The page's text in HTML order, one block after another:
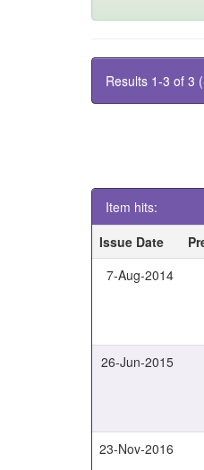
Results 1-3 of 3
Item hits:
Issue Date
7-Aug-2014
26-Jun-2015
23-Nov-2016